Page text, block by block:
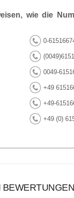
wie die
0-
0049-
+49
+49-
+49 (0)
BEWERTUNGEN